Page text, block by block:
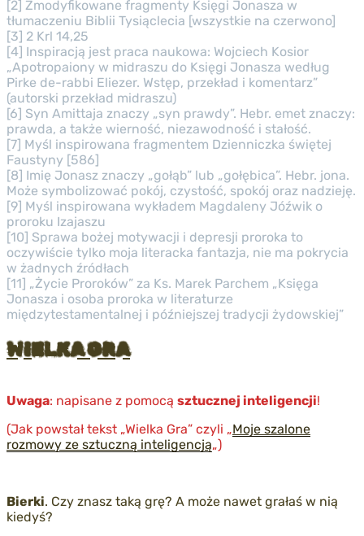
[2] Zmodyfikowane fragmenty Księgi Jonasza w
tłumaczeniu Biblii Tysiąclecia [wszystkie na czerwono]
[3] 2 Krl 14,25
[4] Inspiracją jest praca naukowa: Wojciech Kosior
„Apotropaiony w midraszu do Księgi Jonasza według
Pirke de-rabbi Eliezer. Wstęp, przekład i komentarz”
(autorski przekład midraszu)
[6] Syn Amittaja znaczy „syn prawdy”. Hebr. emet znaczy:
prawda, a także wierność, niezawodność i stałość.
[7] Myśl inspirowana fragmentem Dzienniczka świętej
Faustyny [586]
[8] Imię Jonasz znaczy „gołąb” lub „gołębica”. Hebr. jona.
Może symbolizować pokój, czystość, spokój oraz nadzieję.
[9] Myśl inspirowana wykładem Magdaleny Jóźwik o
proroku Izajaszu
[10] Sprawa bożej motywacji i depresji proroka to
oczywiście tylko moja literacka fantazja, nie ma pokrycia
w żadnych źródłach
[11] „Życie Proroków” za Ks. Marek Parchem „Księga
Jonasza i osoba proroka w literaturze
międzytestamentalnej i późniejszej tradycji żydowskiej”
Opublikowane
w
WIELKA GRA
Uwaga: napisane z pomocą sztucznej inteligencji!
(Jak powstał tekst „Wielka Gra” czyli „Moje szalone
rozmowy ze sztuczną inteligencją„)
Bierki. Czy znasz taką grę? A może nawet grałaś w nią
kiedyś?